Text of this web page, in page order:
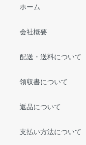
ホーム
会社概要
配送・送料について
領収書について
返品について
支払い方法について